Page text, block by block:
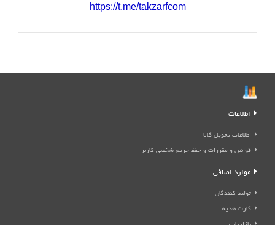
https://t.me/takzarfcom
اطلاعات
اطلاعات تحویل کالا
قوانین و مقررات و حفظ حریم شخصی کاربر
موارد اضافی
تولید کنندگان
کارت هدیه